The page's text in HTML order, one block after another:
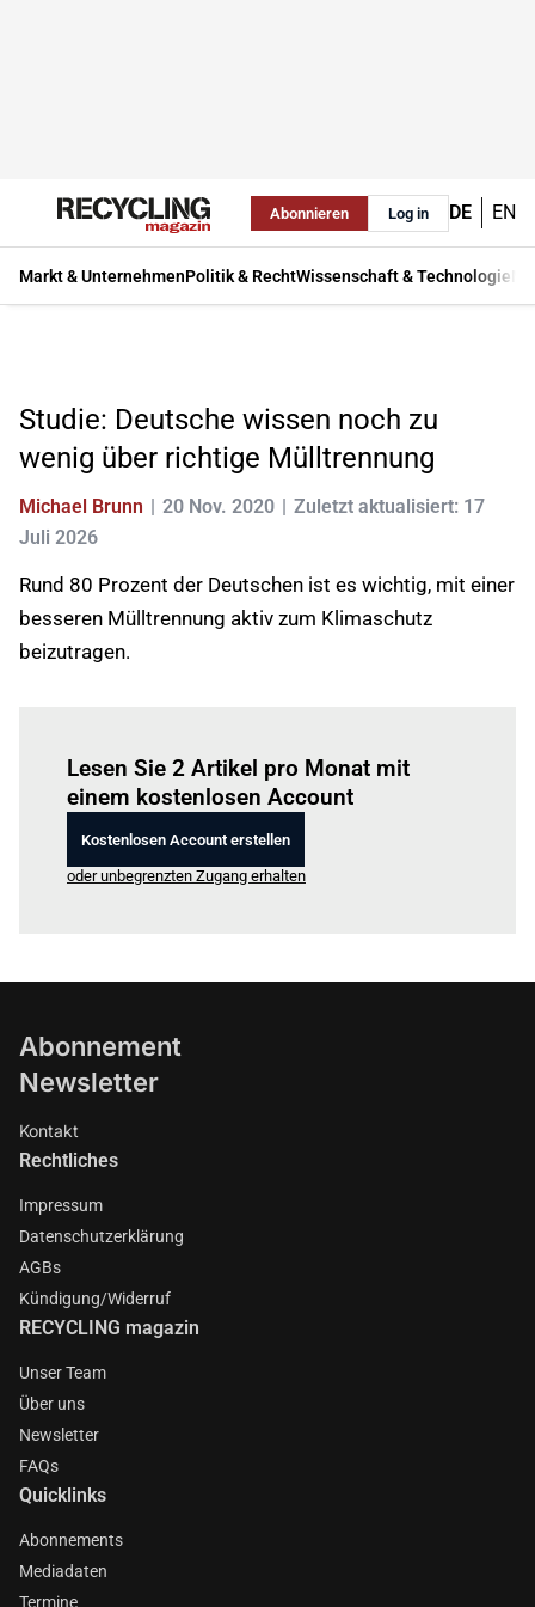
Abonnieren Log in DE EN
Markt & UnternehmenPolitik & RechtWissenschaft & Technologie
Studie: Deutsche wissen noch zu
wenig über richtige Mülltrennung
Michael Brunn 20 Nov. 2020
Zuletzt aktualisiert: 17
Juli 2026
Rund 80 Prozent der Deutschen ist es wichtig, mit einer
besseren Mülltrennung aktiv zum Klimaschutz
beizutragen.
Lesen Sie 2 Artikel pro Monat mit
einem kostenlosen Account
Kostenlosen Account erstellen
oder unbegrenzten Zugang erhalten
Abonnement
Newsletter
Kontakt
Rechtliches
Impressum
Datenschutzerklärung
AGBs
Kündigung/Widerruf
RECYCLING magazin
Unser Team
Über uns
Newsletter
FAQs
Quicklinks
Abonnements
Mediadaten
Termine